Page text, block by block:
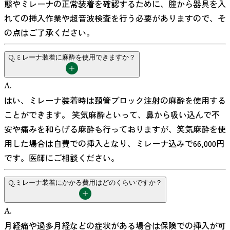
態やミレーナの正常装着を確認するために、腟から器具を入
れての挿入作業や超音波検査を行う必要がありますので、そ
の点はご了承ください。
Q. ミレーナ装着に麻酔を使用できますか？
A.
はい、ミレーナ装着時は頚管ブロック注射の麻酔を使用する
ことができます。 笑気麻酔といって、鼻から吸い込んで不
安や痛みを和らげる麻酔も行っておりますが、笑気麻酔を使
用した場合は自費での挿入となり、ミレーナ込みで66,000円
です。医師にご相談ください。
Q. ミレーナ装着にかかる費用はどのくらいですか？
A.
月経痛や過多月経などの症状がある場合は保険での挿入が可